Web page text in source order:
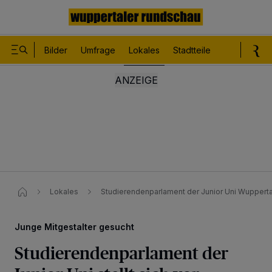
Bilder Umfrage Lokales Stadtteile
Lokales Studierendenparlament der Junior Uni
Junge Mitgestalter gesucht
Studierendenparlament der